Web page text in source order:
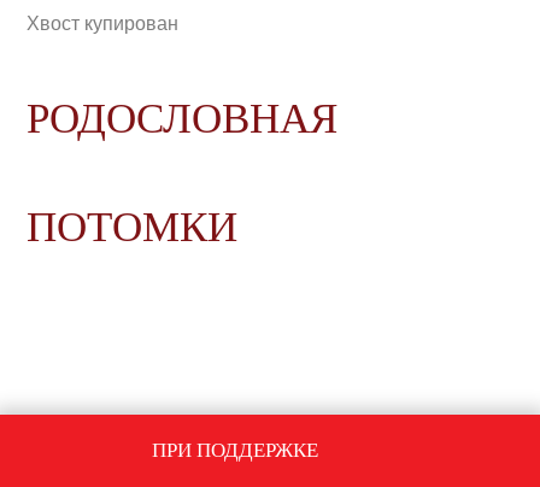
Хвост купирован
РОДОСЛОВНАЯ
ПОТОМКИ
ПРИ ПОДДЕРЖКЕ